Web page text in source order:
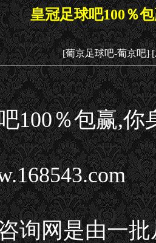
皇冠足球吧100％
[葡京足球吧-葡京吧] [
100％包赢,
询网是由一